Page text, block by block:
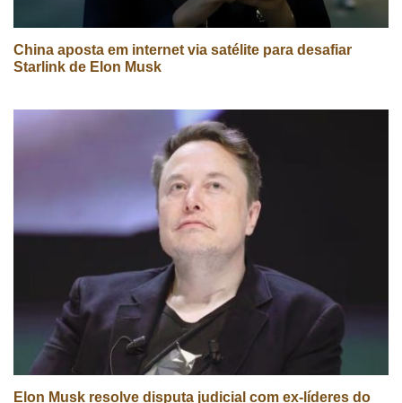
China aposta em internet via satélite para desafiar
Starlink de Elon Musk
Elon Musk resolve disputa judicial com ex-líderes do